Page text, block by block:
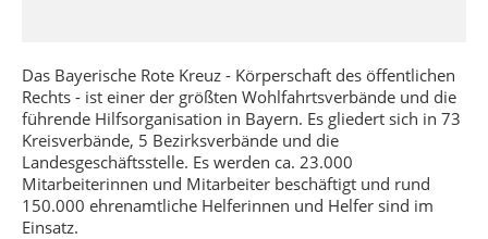
Das Bayerische Rote Kreuz - Körperschaft des öffentlichen
Rechts - ist einer der größten Wohlfahrtsverbände und die
führende Hilfsorganisation in Bayern. Es gliedert sich in 73
Kreisverbände, 5 Bezirksverbände und die
Landesgeschäftsstelle. Es werden ca. 23.000
Mitarbeiterinnen und Mitarbeiter beschäftigt und rund
150.000 ehrenamtliche Helferinnen und Helfer sind im
Einsatz.